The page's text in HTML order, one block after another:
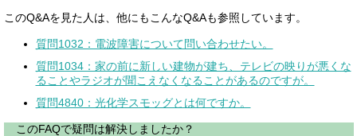
このQ&Aを見た人は、他にもこんなQ&Aも参照しています。
質問1032：電波障害について問い合わせたい。
質問1034：家の前に新しい建物が建ち、テレビの映りが悪くな
ることやラジオが聞こえなくなることがあるのですが。
質問4840：光化学スモッグとは何ですか。
このFAQで疑問は解決しましたか？